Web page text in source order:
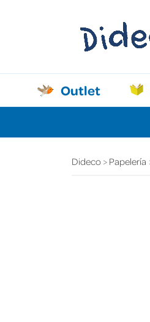
Outlet
Dideco Papelería